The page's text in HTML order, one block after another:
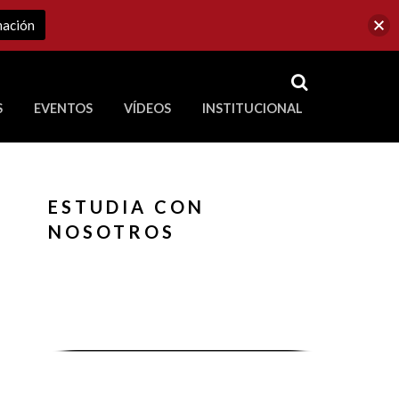
RSS
EVENTOS VÍDEOS INSTITUCIONAL
ESTUDIA CON
NOSOTROS